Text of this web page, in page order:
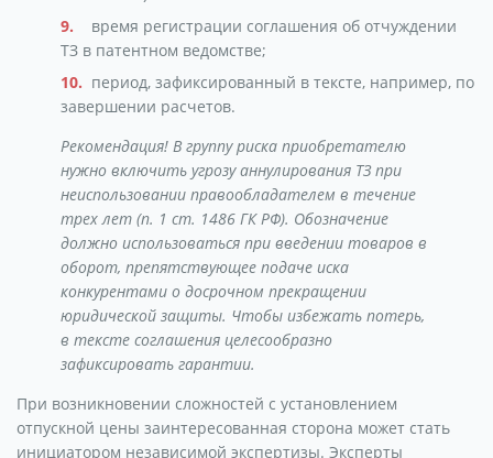
время регистрации соглашения об отчуждении
ТЗ в патентном ведомстве;
период, зафиксированный в тексте, например, по
завершении расчетов.
Рекомендация! В группу риска приобретателю
нужно включить угрозу аннулирования ТЗ при
неиспользовании правообладателем в течение
трех лет (п. 1 ст. 1486 ГК РФ). Обозначение
должно использоваться при введении товаров в
оборот, препятствующее подаче иска
конкурентами о досрочном прекращении
юридической защиты. Чтобы избежать потерь,
в тексте соглашения целесообразно
зафиксировать гарантии.
При возникновении сложностей с установлением
отпускной цены заинтересованная сторона может стать
инициатором независимой экспертизы. Эксперты